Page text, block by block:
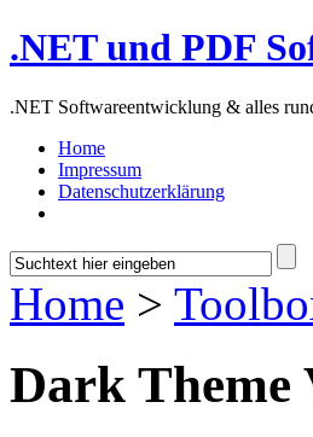
.NET und PDF
.NET Softwareentwicklung & alles
Home
Impressum
Datenschutzerklärung
Home >
Dark Theme